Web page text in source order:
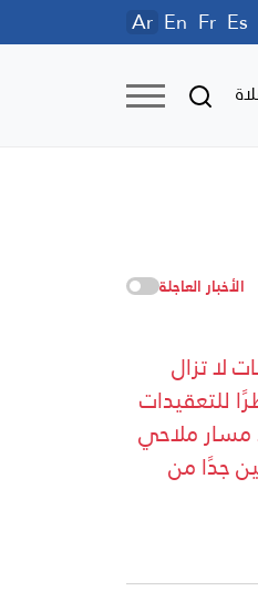
Ar En Fr Es
الأخبار العاجلة
لا تزال
للتعقيدات
مسار ملاحي
جدًا من